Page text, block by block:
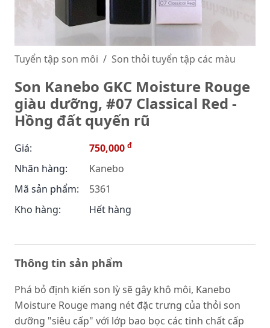
Tuyển tập son môi Son thỏi tuyển tập các màu
Son Kanebo GKC Moisture Rouge
giàu dưỡng, #07 Classical Red -
Hồng đất quyến rũ
Giá: 750,000 đ
Nhãn hàng:
Kanebo
Mã sản phẩm:
5361
Kho hàng:
Hết hàng
Thông tin sản phẩm
Phá bỏ định kiến son lỳ sẽ gây khô môi, Kanebo
Moisture Rouge mang nét đặc trưng của thỏi son
dưỡng "siêu cấp" với lớp bao bọc các tinh chất cấp